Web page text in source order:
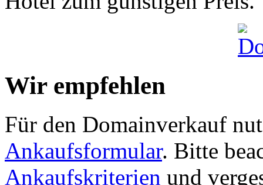
Wir empfehlen
Für den Domainverkauf
Ankaufsformular. Bitte
Ankaufskriterien und